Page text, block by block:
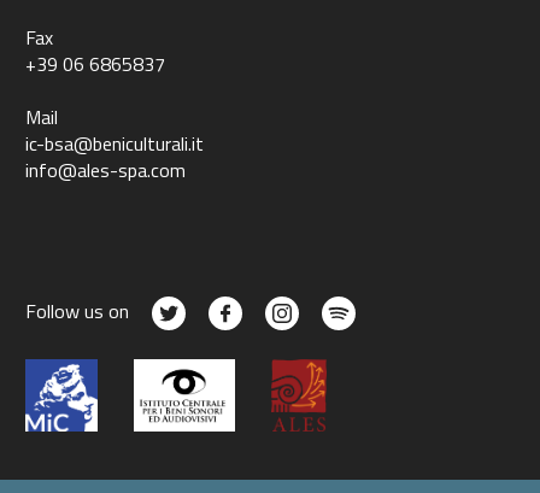
Fax
+39 06 6865837
Mail
ic-bsa@beniculturali.it
info@ales-spa.com
Follow us on